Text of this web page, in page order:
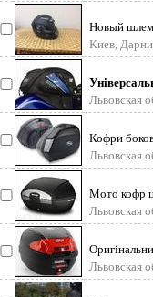
Новый шлем
Киев,
шлейками
Львовская
Кофри
Львовская
Мото кофр
45 л
Львовская
плитою кріп
Львовская